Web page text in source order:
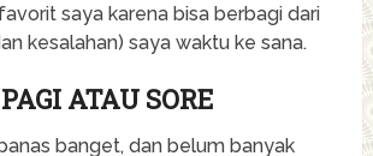
saya karena bisa berbagi dari
kesalahan) saya waktu ke sana.
ATAU SORE
banget, dan belum banyak